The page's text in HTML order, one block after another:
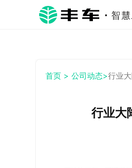
首页 > 公司动态>行业
行业大